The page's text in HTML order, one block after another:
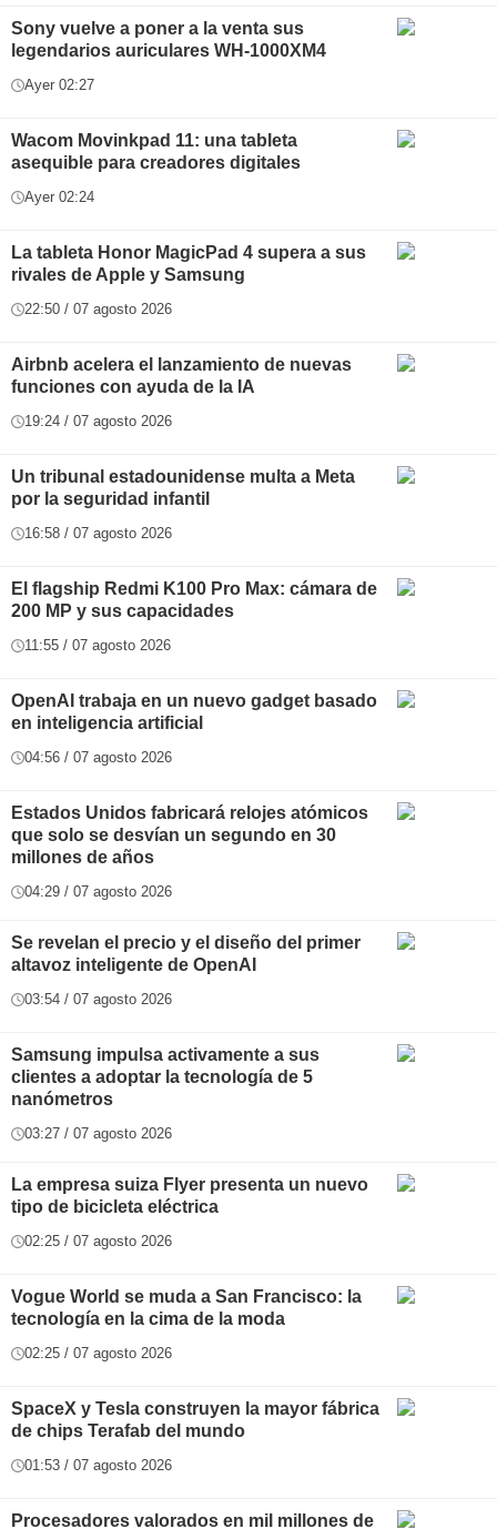
Sony vuelve a poner a la venta sus
legendarios auriculares WH-1000XM4
Ayer 02:27
Wacom Movinkpad 11: una tableta
asequible para creadores digitales
Ayer 02:24
La tableta Honor MagicPad 4 supera a sus
rivales de Apple y Samsung
22:50 / 07 agosto 2026
Airbnb acelera el lanzamiento de nuevas
funciones con ayuda de la IA
19:24 / 07 agosto 2026
Un tribunal estadounidense multa a Meta
por la seguridad infantil
16:58 / 07 agosto 2026
El flagship Redmi K100 Pro Max: cámara de
200 MP y sus capacidades
11:55 / 07 agosto 2026
OpenAI trabaja en un nuevo gadget basado
en inteligencia artificial
04:56 / 07 agosto 2026
Estados Unidos fabricará relojes atómicos
que solo se desvían un segundo en 30
millones de años
04:29 / 07 agosto 2026
Se revelan el precio y el diseño del primer
altavoz inteligente de OpenAI
03:54 / 07 agosto 2026
Samsung impulsa activamente a sus
clientes a adoptar la tecnología de 5
nanómetros
03:27 / 07 agosto 2026
La empresa suiza Flyer presenta un nuevo
tipo de bicicleta eléctrica
02:25 / 07 agosto 2026
Vogue World se muda a San Francisco: la
tecnología en la cima de la moda
02:25 / 07 agosto 2026
SpaceX y Tesla construyen la mayor fábrica
de chips Terafab del mundo
01:53 / 07 agosto 2026
Procesadores valorados en mil millones de